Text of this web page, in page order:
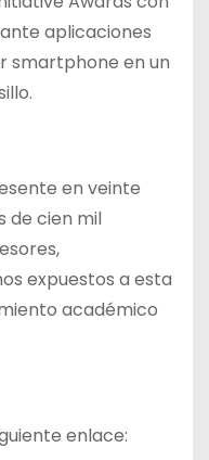
aplicaciones
smartphone en un
en veinte
de cien mil
expuestos a esta
académico
enlace: